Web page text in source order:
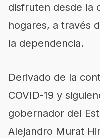
disfruten desde la
hogares, a través
la dependencia.
Derivado de la
COVID-19 y
gobernador del
Alejandro Murat